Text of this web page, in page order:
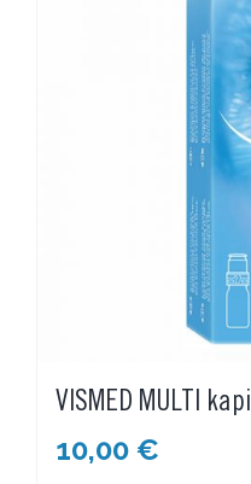
VISMED MULTI kapi
10,00 €